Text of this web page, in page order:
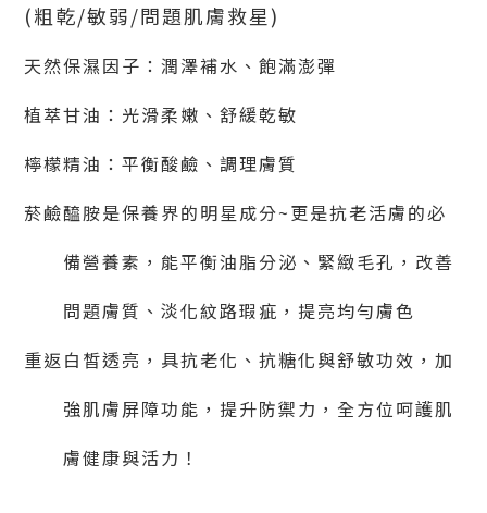
(粗乾/敏弱/問題肌膚救星)
天然保濕因子：潤澤補水、飽滿澎彈
植萃甘油：光滑柔嫩、舒緩乾敏
檸檬精油：平衡酸鹼、調理膚質
菸鹼醯胺是保養界的明星成分~更是抗老活膚的必
備營養素，能平衡油脂分泌、緊緻毛孔，改善
問題膚質、淡化紋路瑕疵，提亮均勻膚色
重返白皙透亮，具抗老化、抗糖化與舒敏功效，加
強肌膚屏障功能，提升防禦力，全方位呵護肌
膚健康與活力！